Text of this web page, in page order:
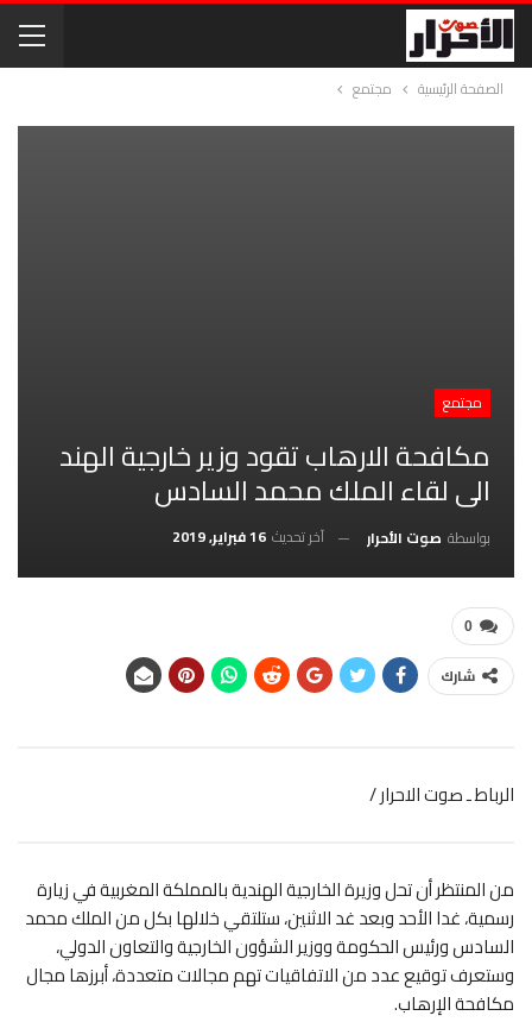
الصفحة الرئيسية مجتمع
مجتمع
مكافحة الارهاب تقود وزير خارجية الهند
الى لقاء الملك محمد السادس
بواسطة صوت الأحرار آخر تحديث 16 فبراير, 2019
0
شارك
الرباط ـ صوت الاحرار /
من المنتظر أن تحل وزيرة الخارجية الهندية بالمملكة المغربية في زيارة
رسمية، غدا الأحد وبعد غد الاثنين،ستلتقي خلالها بكل من الملك محمد
السادس ورئيس الحكومة ووزير الشؤون الخارجية والتعاون الدولي،
وستعرف توقيع عدد من الاتفاقيات تهم مجالات متعددة، أبرزها مجال
مكافحة الإرهاب.